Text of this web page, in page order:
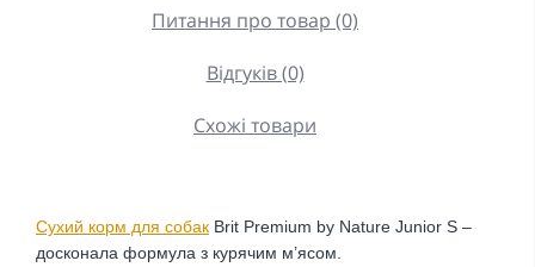
Питання про товар (0)
Відгуків (0)
Схожі товари
Сухий корм для собак Brit Premium by Nature Junior S –
досконала формула з курячим м’ясом.